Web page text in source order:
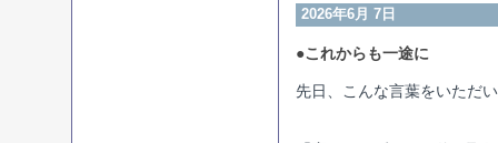
2026年6月 7日
●これからも一途に
先日、こんな言葉をいただ